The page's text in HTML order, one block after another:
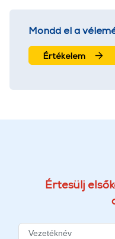
Mondd el a
Értékelem
Értesülj